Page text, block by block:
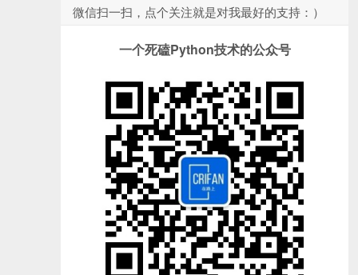
微信扫一扫，点个关注就是对我最好的支持：）
一个死磕Python技术的公众号